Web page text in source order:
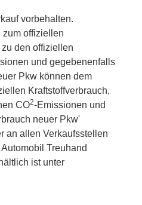
vorbehalten.
zum offiziellen
den offiziellen
und gegebenenfalls
Pkw können dem
Kraftstoffverbrauch,
CO2-Emissionen und
neuer Pkw'
an allen Verkaufsstellen
Treuhand
ist unter